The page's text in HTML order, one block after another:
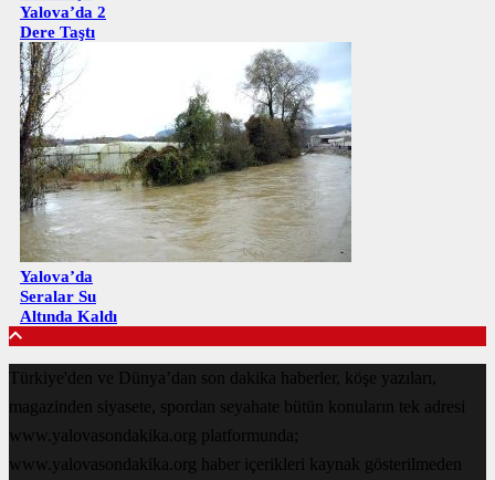
Yalova’da 2
Dere Taştı
Yalova’da
Seralar Su
Altında Kaldı
Türkiye'den ve Dünya’dan son dakika haberler, köşe yazıları,
magazinden siyasete, spordan seyahate bütün konuların tek adresi
www.yalovasondakika.org platformunda;
www.yalovasondakika.org haber içerikleri kaynak gösterilmeden